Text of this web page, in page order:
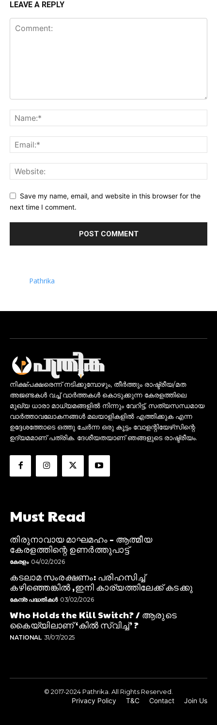
LEAVE A REPLY
Save my name, email, and website in this browser for the
next time I comment.
Pathrika
നിക്ഷ്പക്ഷരെന്ന് നടിക്കുമ്പോഴും, തീർത്തും രാഷ്ട്രീയ/മത
അജണ്ടകൾ വച്ച് വാർത്തകൾ കൊടുക്കുന്ന കേരളത്തിലെ
മുഖ്യ ധാരാ മാധ്യമങ്ങളിൽ നിന്നും വേറിട്ട്, സത്യസന്ധമായ
വാർത്താവലോകനങ്ങൾ മലയാളികളിൽ എത്തിക്കുക എന്ന
ഉദ്ദേശത്തോടെ ഒത്തു ചേർന്ന ഒരു കൂട്ടം വോളന്റിയേഴ്‌സിന്റെ
ഉദ്യമമാണ് പത്രിക. ദേശീയതയാണ് ഞങ്ങളുടെ രാഷ്ട്രീയം.
Must Read
തിരുനാവായ മാഘമഹം – ആത്മീയ
കേരളത്തിന്റെ ഉണർത്തുപാട്ട്
കേരളം 04/02/2026
കടലാമ സംരക്ഷണം: പരിഹസിച്ച്
കഴിഞ്ഞെങ്കിൽ ,ഇനി കാര്യത്തിലേക്ക് കടക്കു
കേന്ദ്ര പദ്ധതികൾ 03/02/2026
Who Holds the Kill Switch? / ആരുടെ
കൈയ്യിലാണ് ‘കിൽ സ്വിച്ച്’ ?
NATIONAL 31/07/2025
© 2017-2024 Pathrika. All Rights Reserved.
Privacy Policy T&C Contact Join Us